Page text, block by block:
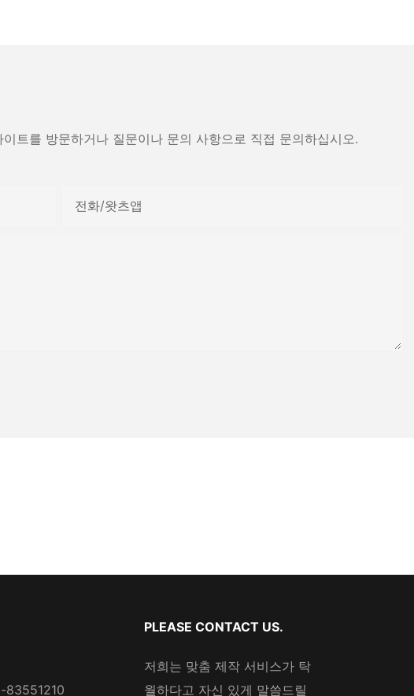
트를 방문하거나 질문이나 문의 사항으로 직접 문의하십시오.
전화/왓츠앱
83551210
PLEASE CONTACT US.
저희는 맞춤 제작 서비스가 탁
월하다고 자신 있게 말씀드릴